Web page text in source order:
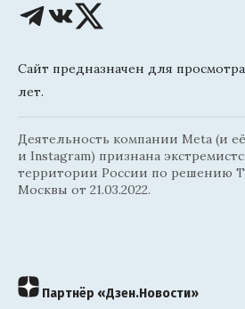
Сайт предназначен для
лет.
Деятельность компании Meta (и
и Instagram) признана
территории России по решению
Москвы от 21.03.2022.
Партнёр «Дзен.Новости»